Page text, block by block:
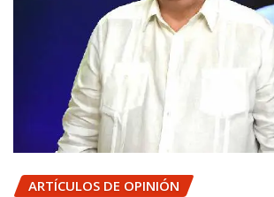
ARTÍCULOS DE OPINIÓN